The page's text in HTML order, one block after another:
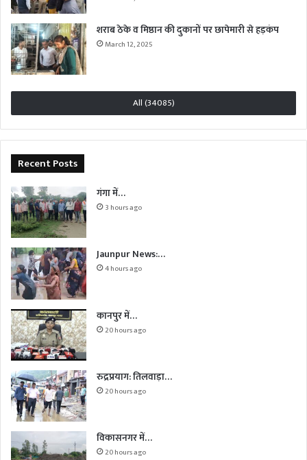
शराब ठेके व मिष्ठान की दुकानों पर छापेमारी से हड़कंप
March 12, 2025
All (34085)
Recent Posts
गंगा में…
3 hours ago
Jaunpur News:…
4 hours ago
कानपुर में…
20 hours ago
रुद्रप्रयाग: तिलवाड़ा…
20 hours ago
विकासनगर में…
20 hours ago